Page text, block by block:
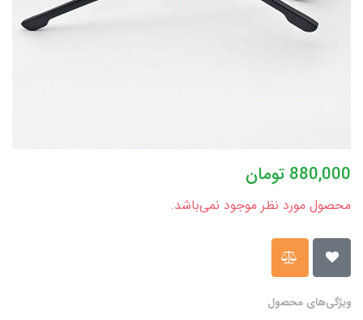
880,000 تومان
محصول مورد نظر موجود نمی‌باشد.
ویژگی‌های محصول